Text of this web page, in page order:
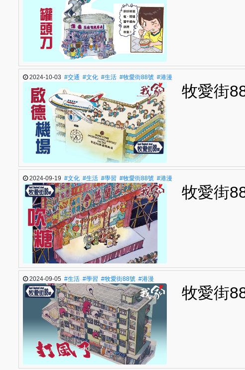
2024-10-03 #交通 #文化 #生活 #牧愛街88號 #港漫
牧愛街
2024-09-19 #文化 #生活 #學習 #牧愛街88號 #港漫
牧愛街
2024-09-05 #生活 #學習 #牧愛街88號 #港漫
牧愛街